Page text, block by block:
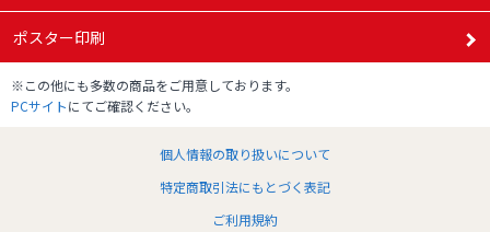
ポスター印刷
※この他にも多数の商品をご用意しております。
PCサイトにてご確認ください。
個人情報の取り扱いについて
特定商取引法にもとづく表記
ご利用規約